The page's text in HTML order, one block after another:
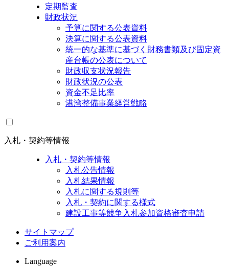
定期監査
財政状況
予算に関する公表資料
決算に関する公表資料
統一的な基準に基づく財務書類及び固定資
産台帳の公表について
財政収支状況報告
財政状況の公表
資金不足比率
港湾整備事業経営戦略
入札・契約等情報
入札・契約等情報
入札公告情報
入札結果情報
入札に関する規則等
入札・契約に関する様式
建設工事等競争入札参加資格審査申請
サイトマップ
ご利用案内
Language